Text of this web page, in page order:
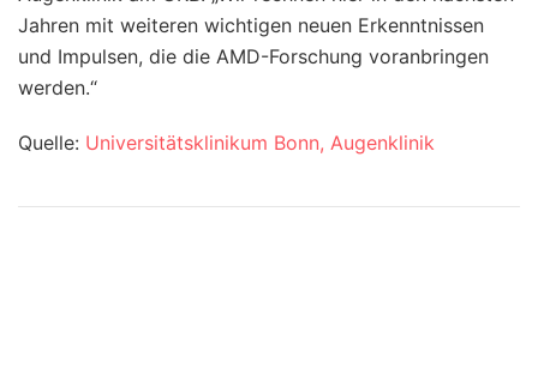
Jahren mit weiteren wichtigen neuen Erkenntnissen
und Impulsen, die die AMD-Forschung voranbringen
werden.“
Quelle: Universitätsklinikum Bonn, Augenklinik